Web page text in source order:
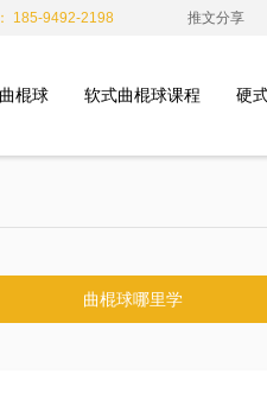
185-9492-2198 推文分享
棍球 软式曲棍球课程 硬
曲棍球哪里学